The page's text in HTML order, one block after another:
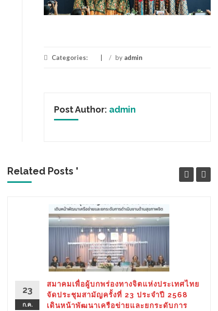
Categories: / by admin
Post Author: admin
Related Posts '
23
ก.ค.
สมาคมเพื่อผู้บกพร่องทางจิตแห่งประเทศไทย
จัดประชุมสามัญครั้งที่ 23 ประจำปี 2568
เดินหน้าพัฒนาเครือข่ายและยกระดับการ